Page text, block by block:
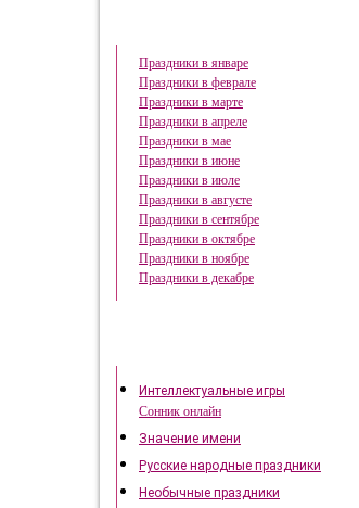
Праздники в январе
Праздники в феврале
Праздники в марте
Праздники в апреле
Праздники в мае
Праздники в июне
Праздники в июле
Праздники в августе
Праздники в сентябре
Праздники в октябре
Праздники в ноябре
Праздники в декабре
Интеллектуальные игры
Сонник онлайн
Значение имени
Русские народные праздники
Необычные праздники